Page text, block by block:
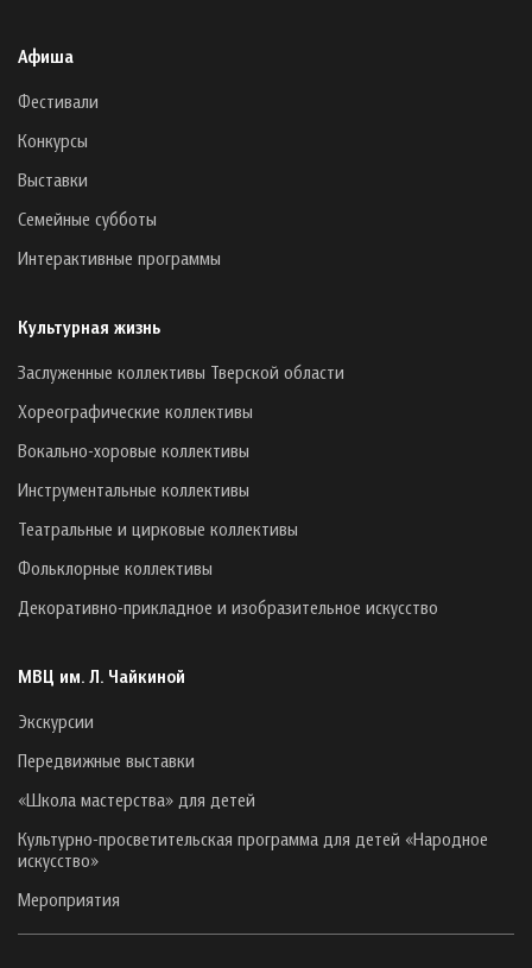
Афиша
Фестивали
Конкурсы
Выставки
Семейные субботы
Интерактивные программы
Культурная жизнь
Заслуженные коллективы Тверской области
Хореографические коллективы
Вокально-хоровые коллективы
Инструментальные коллективы
Театральные и цирковые коллективы
Фольклорные коллективы
Декоративно-прикладное и изобразительное искусство
МВЦ им. Л. Чайкиной
Экскурсии
Передвижные выставки
«Школа мастерства» для детей
Культурно-просветительская программа для детей «Народное
искусство»
Мероприятия